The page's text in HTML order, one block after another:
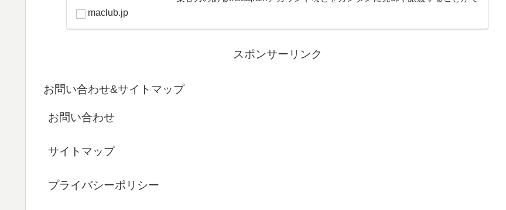
maclub.jp
スポンサーリンク
お問い合わせ&サイトマップ
お問い合わせ
サイトマップ
プライバシーポリシー